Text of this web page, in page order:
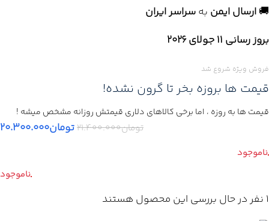
🚚ارسال ایمن بهسراسر ایران
بروز رسانی 11 جولای ۲۰۲۶
فروش ویژه شروع شد
قیمت ها بروزه بخر تا گرون نشده!
قیمت ها به روزه ، اما برخی کالاهای دلاری قیمتش روزانه مشخص میشه !
تومان۲۱.۴۰۰.۰۰۰تومان۲۰.۳۰۰.۰۰۰
1 نفر در حال بررسی این محصول هستند